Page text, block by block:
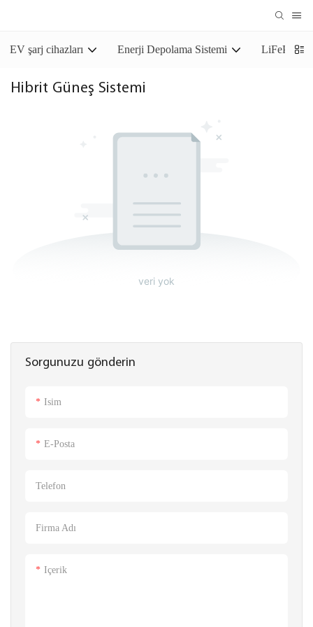
EV şarj cihazları Enerji Depolama Sistemi LiFePO4
Hibrit Güneş Sistemi
Sorgunuzu gönderin
Isim
E-Posta
Telefon
Firma Adı
Içerik
veri yok